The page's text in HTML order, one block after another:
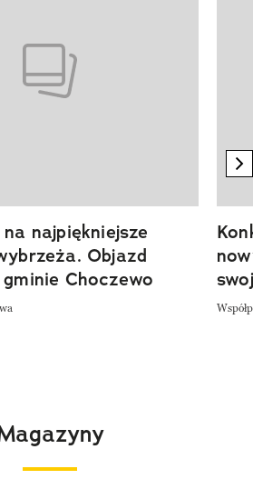
najpiękniejsze
Objazd
Choczewo